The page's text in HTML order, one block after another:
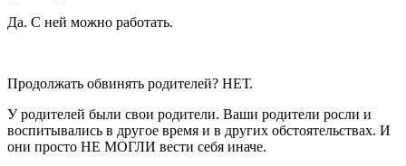
Да. С ней можно работать.
Продолжать обвинять родителей? НЕТ.
У родителей были свои родители. Ваши родители росли и
воспитывались в другое время и в других обстоятельствах. И
они просто НЕ МОГЛИ вести себя иначе.